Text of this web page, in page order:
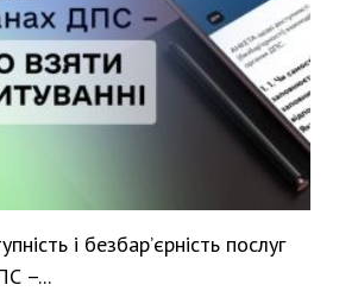
і безбар’єрність послуг
–...